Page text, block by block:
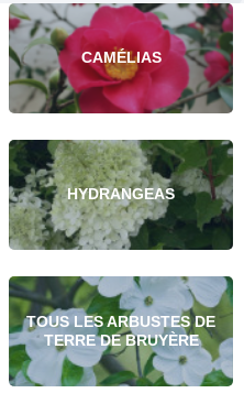
CAMÉLIAS
HYDRANGEAS
TOUS LES ARBUSTES DE
TERRE DE BRUYÈRE